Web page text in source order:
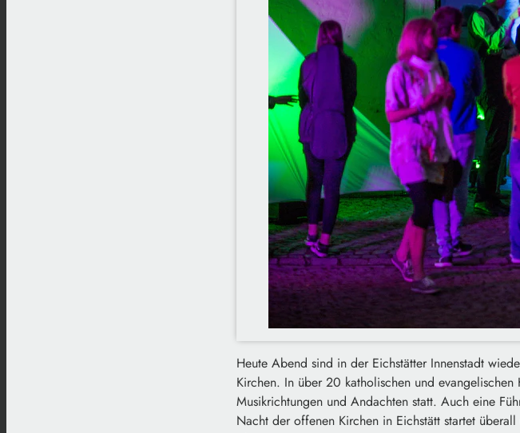
Heute Abend sind in der Eichstätter Innenstadt
Kirchen. In über 20 katholischen und
Musikrichtungen und Andachten statt. Auch eine
Nacht der offenen Kirchen in Eichstätt startet